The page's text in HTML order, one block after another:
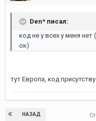
Den* писал:
код не у всех у меня
ок)
тут Европа, код
НАЗАД